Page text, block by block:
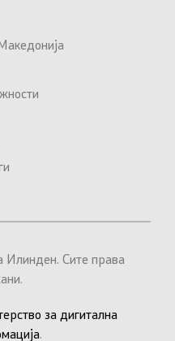
Сите права
за дигитална
.